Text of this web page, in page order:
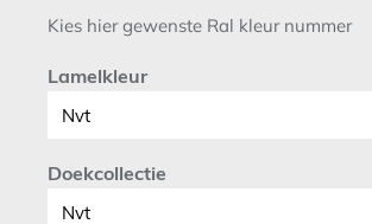
Kies hier gewenste Ral kleur nummer
Lamelkleur
Doekcollectie